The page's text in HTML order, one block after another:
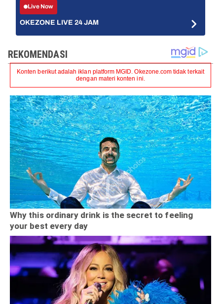
Live Now
OKEZONE LIVE 24 JAM